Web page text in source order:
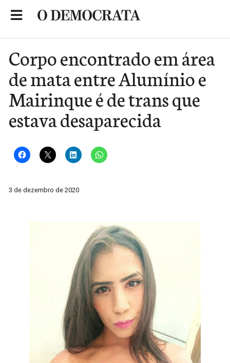
Corpo encontrado em área
de mata entre Alumínio e
Mairinque é de trans que
estava desaparecida
3 de dezembro de 2020